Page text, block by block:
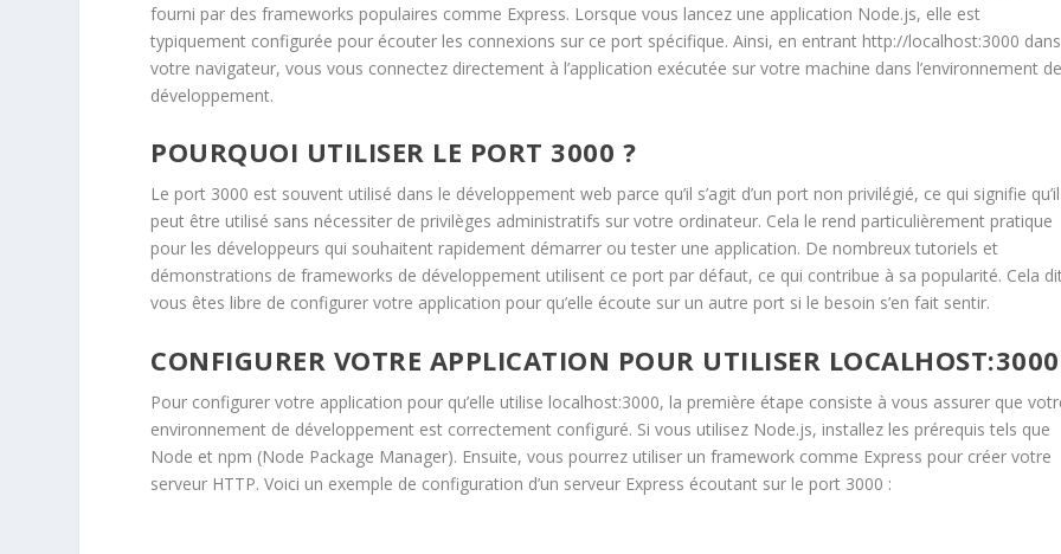
fourni par des frameworks populaires comme Express. Lorsque vous lancez une application Node.js, elle est
typiquement configurée pour écouter les connexions sur ce port spécifique. Ainsi, en entrant http://localhost:3000 dans
votre navigateur, vous vous connectez directement à l’application exécutée sur votre machine dans l’environnement
développement.
POURQUOI UTILISER LE PORT 3000 ?
Le port 3000 est souvent utilisé dans le développement web parce qu’il s’agit d’un port non privilégié, ce qui signifie qu’il
peut être utilisé sans nécessiter de privilèges administratifs sur votre ordinateur. Cela le rend particulièrement pratique
pour les développeurs qui souhaitent rapidement démarrer ou tester une application. De nombreux tutoriels et
démonstrations de frameworks de développement utilisent ce port par défaut, ce qui contribue à sa popularité. Cela
vous êtes libre de configurer votre application pour qu’elle écoute sur un autre port si le besoin s’en fait sentir.
CONFIGURER VOTRE APPLICATION POUR UTILISER LOCALHOST:3000
Pour configurer votre application pour qu’elle utilise localhost:3000, la première étape consiste à vous assurer que
environnement de développement est correctement configuré. Si vous utilisez Node.js, installez les prérequis tels que
Node et npm (Node Package Manager). Ensuite, vous pourrez utiliser un framework comme Express pour créer votre
serveur HTTP. Voici un exemple de configuration d’un serveur Express écoutant sur le port 3000 :